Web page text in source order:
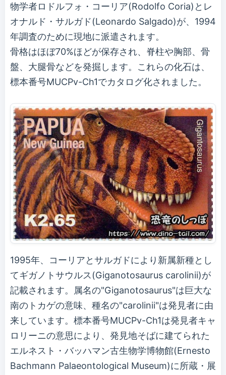
物学者ロドルフォ・コーリア(Rodolfo Coria)とレ
オナルド・サルガド(Leonardo Salgado)が、1994
年調査のために現地に派遣されます。
骨格はほぼ70%ほどが保存され、脊柱や胸部、骨
盤、大腿骨などを発掘します。これらの化石は、
標本番号MUCPv-Ch1でカタログ化されました。
1995年、コーリアとサルガドにより新属新種とし
てギガノトサウルス(Giganotosaurus carolinii)が
記載されます。属名の"Giganotosaurus"は巨大な
南のトカゲの意味、種名の"carolinii"は発見者に由
来しています。標本番号MUCPv-Ch1は発見者キャ
ロリーニの意思により、発見地そばに建てられた
エルネスト・バッハマン古生物学博物館(Ernesto
Bachmann Palaeontological Museum)に所蔵・展